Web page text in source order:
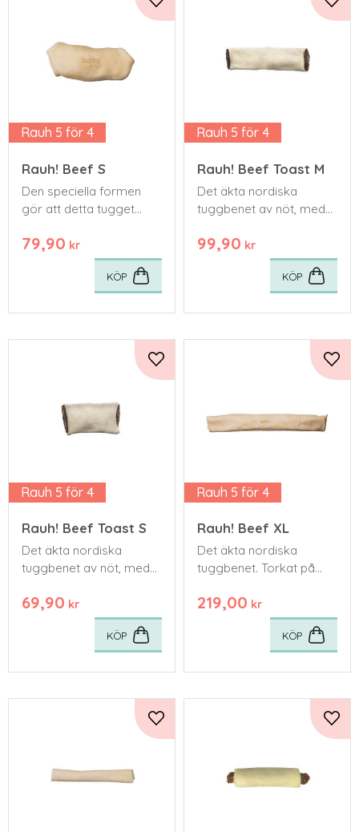
Rauh 5 för 4
Rauh! Beef S
Den speciella formen
gör att detta tugget
tugg i samma storlek.
Lämplig för medelstora
79,90 kr
Lägg till i favoriter
KÖP
Rauh 5 för 4
Rauh! Beef Toast M
Det äkta nordiska
tuggbenet av nöt, med
99,90 kr
KÖP
Rauh 5 för 4
Rauh! Beef Toast S
Det äkta nordiska
tuggbenet av nöt, med
69,90 kr
Lägg till i favoriter
KÖP
Rauh 5 för 4
Rauh! Beef XL
Det äkta nordiska
tuggbenet. Torkat på
nötskinn, utan
tillsatsämnen.
219,00 kr
KÖP
Lägg till i favoriter